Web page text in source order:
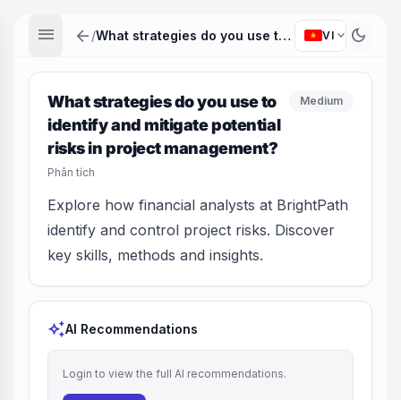
menu arrow_back / What strategies do you use to identify and mitigate potential risks in project management? VI expand_more dark_mode
What strategies do you use to
identify and mitigate potential
risks in project management?
Phân tích
Medium
Explore how financial analysts at BrightPath
identify and control project risks. Discover
key skills, methods and insights.
auto_awesomeAI Recommendations
Login to view the full AI recommendations.